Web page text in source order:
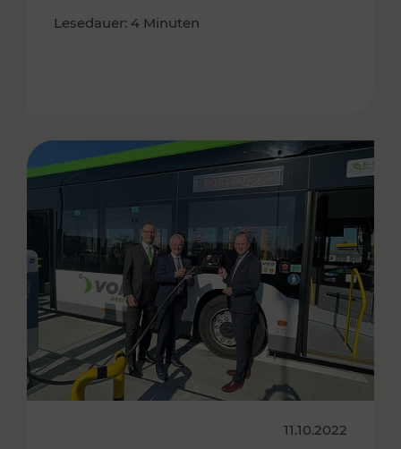
Lesedauer: 4 Minuten
11.10.2022